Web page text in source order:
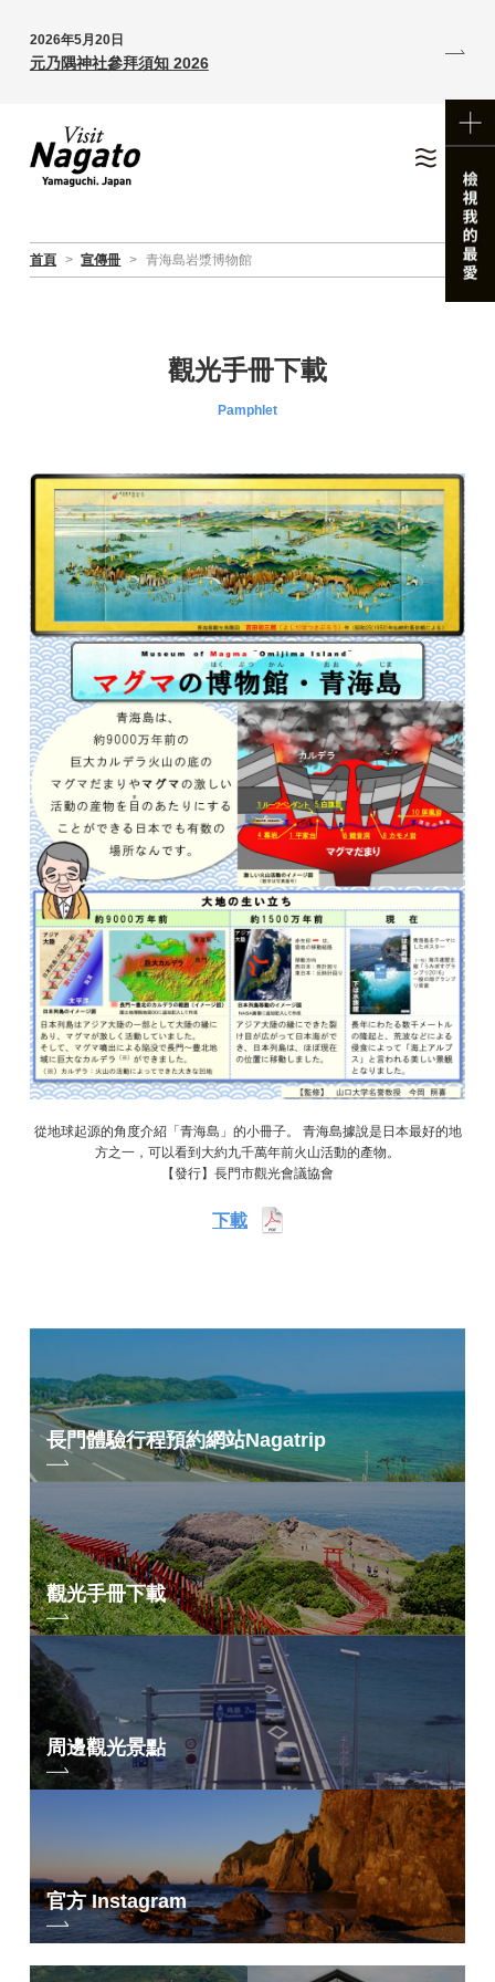
2026年5月20日
元乃隅神社參拜須知 2026
首頁 > 宣傳冊 > 青海島岩漿博物館
觀光手冊下載
Pamphlet
從地球起源的角度介紹「青海島」的小冊子。 青海島據說是日本最好的地
方之一，可以看到大約九千萬年前火山活動的產物。
【發行】長門市觀光會議協會
下載
長門體驗行程預約網站Nagatrip
觀光手冊下載
周邊觀光景點
官方 Instagram